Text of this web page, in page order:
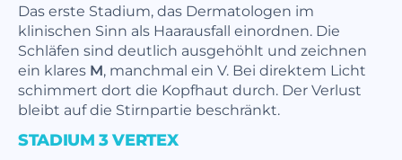
Das erste Stadium, das Dermatologen im
klinischen Sinn als Haarausfall einordnen. Die
Schläfen sind deutlich ausgehöhlt und zeichnen
ein klares M, manchmal ein V. Bei direktem Licht
schimmert dort die Kopfhaut durch. Der Verlust
bleibt auf die Stirnpartie beschränkt.
STADIUM 3 VERTEX